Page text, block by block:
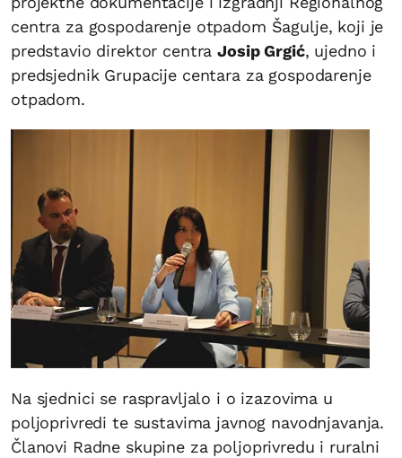
centra za gospodarenje otpadom Šagulje, koji je
predstavio direktor centraJosip Grgić, ujedno i
predsjednik Grupacije centara za gospodarenje
otpadom.
Na sjednici se raspravljalo i o izazovima u
poljoprivredi te sustavima javnog navodnjavanja.
Članovi Radne skupine za poljoprivredu i ruralni